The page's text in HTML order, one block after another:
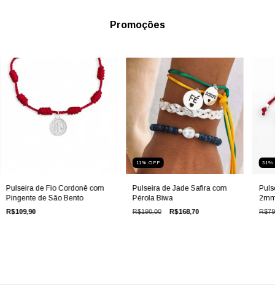
Promoções
Pulseira de Fio Cordonê com
Pingente de São Bento
R$109,90
11% OFF
Pulseira de Jade Safira com
Pérola Biwa
R$190,00 R$168,70
31%